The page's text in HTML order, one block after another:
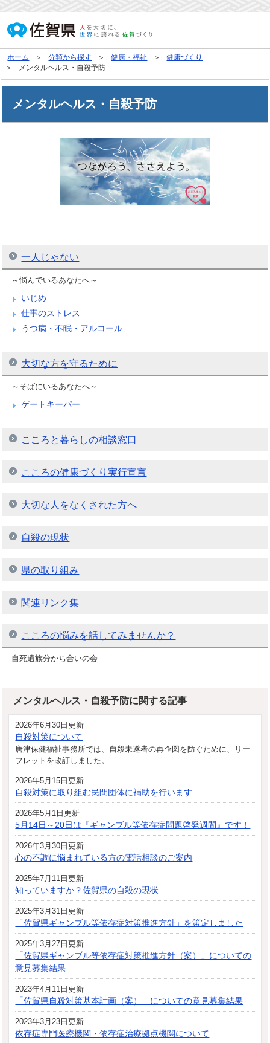
ホーム 分類から探す 健康・福祉
健康づくり
メンタルヘルス・自殺予防
メンタルヘルス・自殺予防
一人じゃない
～悩んでいるあなたへ～
いじめ
仕事のストレス
うつ病・不眠・アルコール
大切な方を守るために
～そばにいるあなたへ～
ゲートキーパー
こころと暮らしの相談窓口
こころの健康づくり実行宣言
大切な人をなくされた方へ
自殺の現状
県の取り組み
関連リンク集
こころの悩みを話してみませんか？
自死遺族分かち合いの会
メンタルヘルス・自殺予防に関する記事
2026年6月30日更新
自殺対策について
唐津保健福祉事務所では、自殺未遂者の再企図を防ぐために、リー
フレットを改訂しました。
2026年5月15日更新
自殺対策に取り組む民間団体に補助を行います
2026年5月1日更新
5月14日～20日は『ギャンブル等依存症問題啓発週間』です！
2026年3月30日更新
心の不調に悩まれている方の電話相談のご案内
2025年7月11日更新
知っていますか？佐賀県の自殺の現状
2025年3月31日更新
「佐賀県ギャンブル等依存症対策推進方針」を策定しました
2025年3月27日更新
「佐賀県ギャンブル等依存症対策推進方針（案）」についての
意見募集結果
2023年4月11日更新
「佐賀県自殺対策基本計画（案）」についての意見募集結果
2023年3月23日更新
依存症専門医療機関・依存症治療拠点機関について